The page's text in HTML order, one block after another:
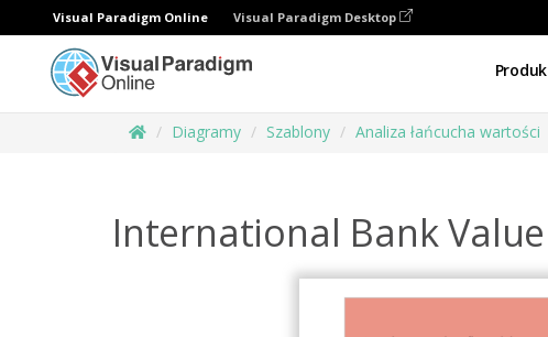
Visual Paradigm Online Visual Paradigm Desktop
Diagramy Szablony Analiza łańcucha wartości
International Bank